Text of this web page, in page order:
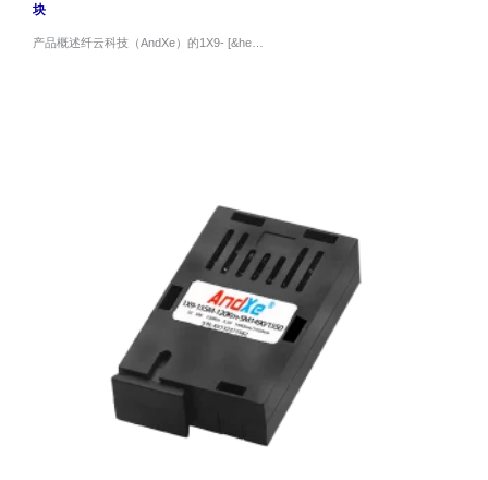
块
产品概述纤云科技（AndXe）的1X9- [&he…